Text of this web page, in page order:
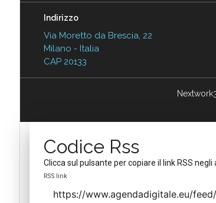
Indirizzo
Via Moretto da Brescia, 22
Milano - Italia
CAP 20133
Codice Rss
Clicca sul pulsante per copiare il link RSS negli
RSS link